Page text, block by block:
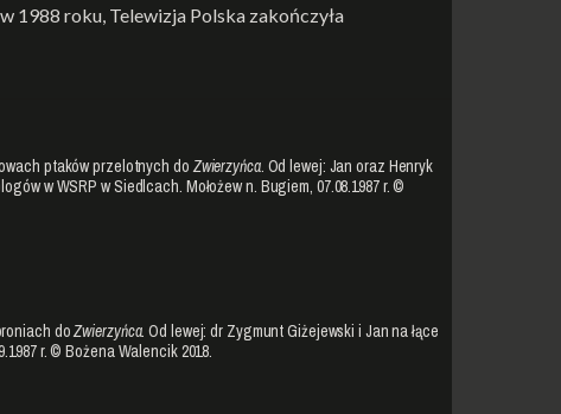
1988 roku, Telewizja Polska zakończyła
ptaków przelotnych doZwierzyńca. Od lewej: Jan oraz Henryk
w WSRP w Siedlcach. Mołożew n. Bugiem, 07.08.1987 r. ©
doZwierzyńca. Od lewej: dr Zygmunt Giżejewski i Jan na łące
r. © Bożena Walencik 2018.